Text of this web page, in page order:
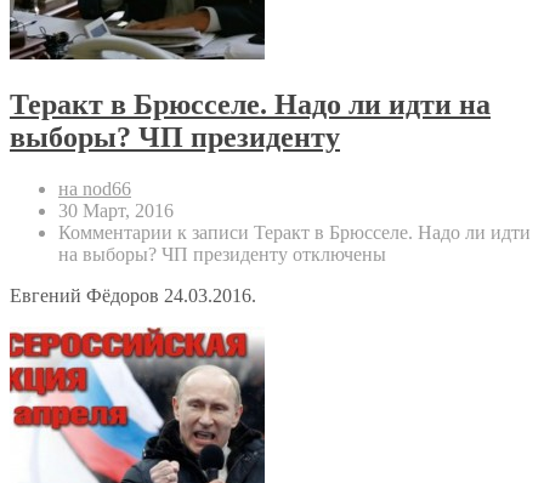
Теракт в Брюсселе. Надо ли идти на
выборы? ЧП президенту
на nod66
30 Март, 2016
Комментарии к записи Теракт в Брюсселе. Надо ли идти
на выборы? ЧП президенту отключены
Евгений Фёдоров 24.03.2016.